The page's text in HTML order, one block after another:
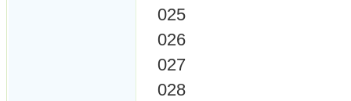
025
026
027
028